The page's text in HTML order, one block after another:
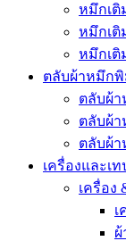
หมึกเติ
หมึกเติ
หมึกเติ
ตลับผ้าหมึก
ตลับผ้า
ตลับผ้า
ตลับผ้า
เครื่องและเ
เครื่อง
เ